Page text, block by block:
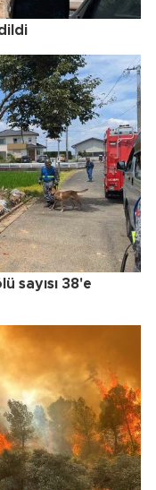
sayısı 38'e